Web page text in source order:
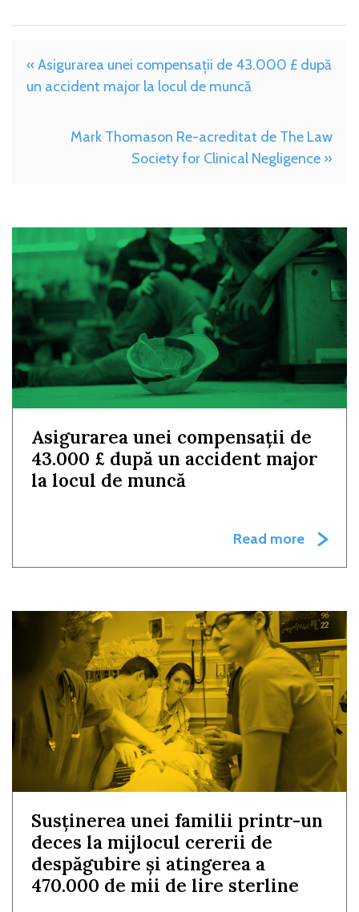
« Asigurarea unei compensații de 43.000 £ după
un accident major la locul de muncă
Mark Thomason Re-acreditat de The Law
Society for Clinical Negligence »
Asigurarea unei compensații de
43.000 £ după un accident major
la locul de muncă
Read more
Susținerea unei familii printr-un
deces la mijlocul cererii de
despăgubire și atingerea a
470.000 de mii de lire sterline